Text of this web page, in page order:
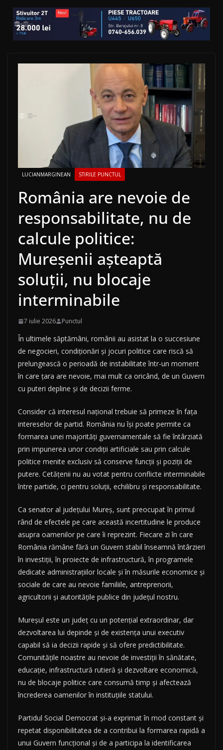
LUCIANMARGINEAN STIRILE PUNCTUL
România are nevoie de
responsabilitate, nu de
calcule politice:
Mureșenii așteaptă
soluții, nu blocaje
interminabile
7 iulie 2026 Punctul
În ultimele săptămâni, românii au asistat la o succesiune
de negocieri, condiționări și jocuri politice care riscă să
prelungească o perioadă de instabilitate într-un moment
în care țara are nevoie, mai mult ca oricând, de un Guvern
cu puteri depline și de decizii ferme.
Consider că interesul național trebuie să primeze în fața
intereselor de partid. România nu își poate permite ca
formarea unei majorități guvernamentale să fie întârziată
prin impunerea unor condiții artificiale sau prin calcule
politice menite exclusiv să conserve funcții și poziții de
putere. Cetățenii nu au votat pentru conflicte interminabile
între partide, ci pentru soluții, echilibru și responsabilitate.
Ca senator al județului Mureș, sunt preocupat în primul
rând de efectele pe care această incertitudine le produce
asupra oamenilor pe care îi reprezint. Fiecare zi în care
România rămâne fără un Guvern stabil înseamnă întârzieri
în investiții, în proiecte de infrastructură, în programele
dedicate administrațiilor locale și în măsurile economice și
sociale de care au nevoie familiile, antreprenorii,
agricultorii și autoritățile publice din județul nostru.
Mureșul este un județ cu un potențial extraordinar, dar
dezvoltarea lui depinde și de existența unui executiv
capabil să ia decizii rapide și să ofere predictibilitate.
Comunitățile noastre au nevoie de investiții în sănătate,
educație, infrastructură rutieră și dezvoltare economică,
nu de blocaje politice care consumă timp și afectează
încrederea oamenilor în instituțiile statului.
Partidul Social Democrat și-a exprimat în mod constant și
repetat disponibilitatea de a contribui la formarea rapidă a
unui Guvern funcțional și de a participa la identificarea